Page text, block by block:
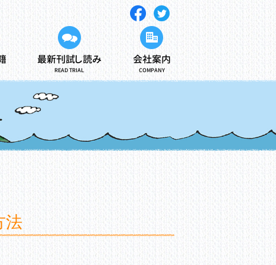
最新刊試し読み
READ TRIAL
会社案内
COMPANY
法